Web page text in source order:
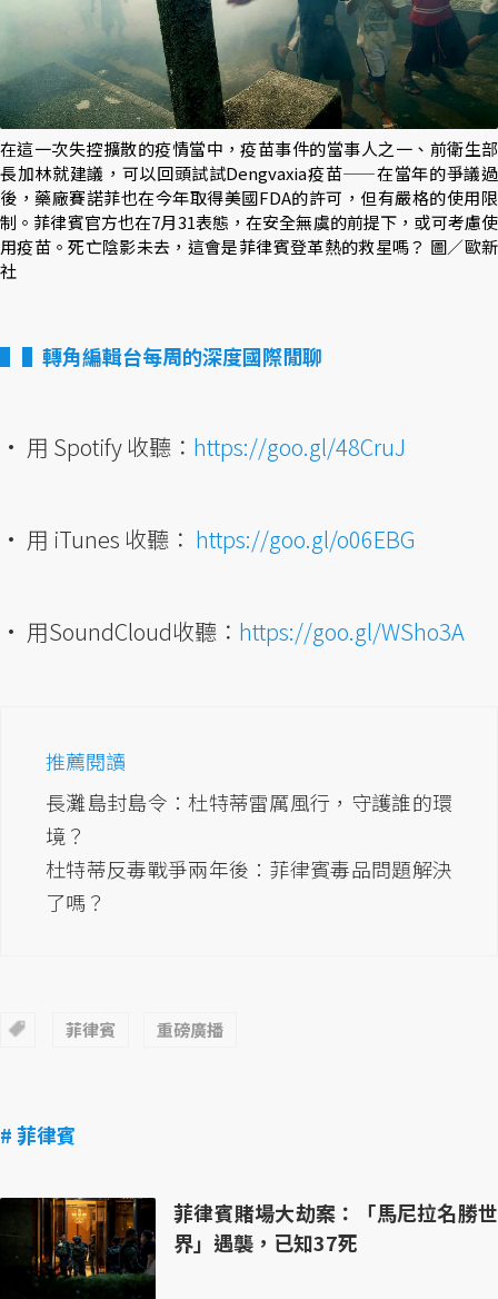
在這一次失控擴散的疫情當中，疫苗事件的當事人之一、前衛生部
長加林就建議，可以回頭試試Dengvaxia疫苗——在當年的爭議過
後，藥廠賽諾菲也在今年取得美國FDA的許可，但有嚴格的使用限
制。菲律賓官方也在7月31表態，在安全無虞的前提下，或可考慮使
用疫苗。死亡陰影未去，這會是菲律賓登革熱的救星嗎？ 圖／歐新
社
▌轉角編輯台每周的深度國際閒聊
• 用 Spotify 收聽： https://goo.gl/48CruJ
• 用 iTunes 收聽： https://goo.gl/o06EBG
• 用SoundCloud收聽： https://goo.gl/WSho3A
推薦閱讀
長灘島封島令：杜特蒂雷厲風行，守護誰的環
境？
杜特蒂反毒戰爭兩年後：菲律賓毒品問題解決
了嗎？
菲律賓 重磅廣播
# 菲律賓
菲律賓賭場大劫案：「馬尼拉名勝世
界」遇襲，已知37死